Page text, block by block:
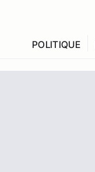
POLITIQUE